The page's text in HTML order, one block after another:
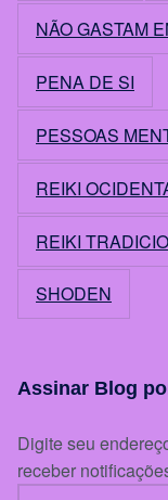
NÃO GASTAM
PENA DE SI
PESSOAS
REIKI
REIKI
SHODEN
Assinar Blog
Digite seu
receber
Endereço de email